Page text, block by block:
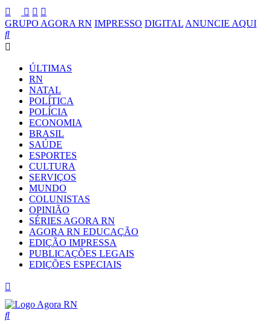
GRUPO AGORA RN IMPRESSO DIGITAL ANUNCIE AQUI
ÚLTIMAS
RN
NATAL
POLÍTICA
POLÍCIA
ECONOMIA
BRASIL
SAÚDE
ESPORTES
CULTURA
SERVIÇOS
MUNDO
COLUNISTAS
OPINIÃO
SÉRIES AGORA RN
AGORA RN EDUCAÇÃO
EDIÇÃO IMPRESSA
PUBLICAÇÕES LEGAIS
EDIÇÕES ESPECIAIS